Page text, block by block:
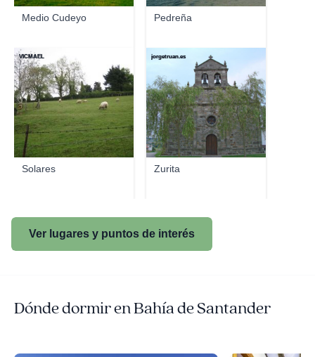
Medio Cudeyo Pedreña
Solares
VICMAEL
Zurita
jorgetruan.es
Ver lugares y puntos de interés
Dónde dormir en Bahía de Santander